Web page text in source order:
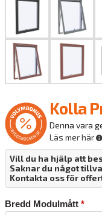
Kolla
Denna vara
Läs mer här
Vill du ha hjälp att
Saknar du något
Kontakta oss för
Bredd Modulmått *